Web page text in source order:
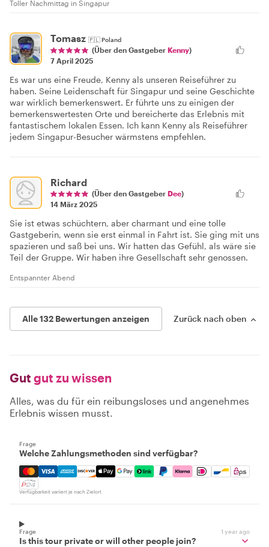
Toller Nachmittag in Singapur
Tomasz 🇵🇱Poland
(Über den Gastgeber Kenny)
7 April 2025
Es war uns eine Freude, Kenny als unseren Reiseführer zu
haben. Seine Leidenschaft für Singapur und seine Geschichte
war wirklich bemerkenswert. Er führte uns zu einigen der
bemerkenswertesten Orte und bereicherte das Erlebnis mit
fantastischem lokalen Essen. Ich kann Kenny als Reiseführer
jedem Singapur-Besucher wärmstens empfehlen.
Richard
(Über den Gastgeber Dee)
14 März 2025
Sie ist etwas schüchtern, aber charmant und eine tolle
Gastgeberin, wenn sie erst einmal in Fahrt ist. Sie ging mit uns
spazieren und saß bei uns. Wir hatten das Gefühl, als wäre sie
Teil der Gruppe. Wir haben ihre Gesellschaft sehr genossen.
Entspannter Abend
Alle 132 Bewertungen anzeigen Zurück nach oben
Gut gut zu wissen
Alles, was du für ein reibungsloses und angenehmes
Erlebnis wissen musst.
Frage
Welche Zahlungsmethoden sind verfügbar?
Mastercard, Visa, Amex, Discover, Apple Pay, Google
Verfügbarkeit variiert je nach Zielort
Frage 1 year ago
Is this tour private or will other people join?